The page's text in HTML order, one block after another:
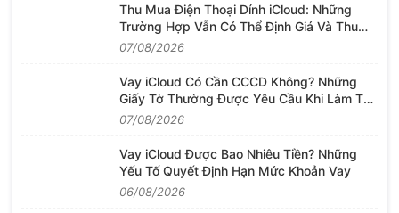
Thu Mua Điện Thoại Dính iCloud: Những
Trường Hợp Vẫn Có Thể Định Giá Và Thu
Mua
07/08/2026
Vay iCloud Có Cần CCCD Không? Những
Giấy Tờ Thường Được Yêu Cầu Khi Làm Thủ
Tục
07/08/2026
Vay iCloud Được Bao Nhiêu Tiền? Những
Yếu Tố Quyết Định Hạn Mức Khoản Vay
06/08/2026